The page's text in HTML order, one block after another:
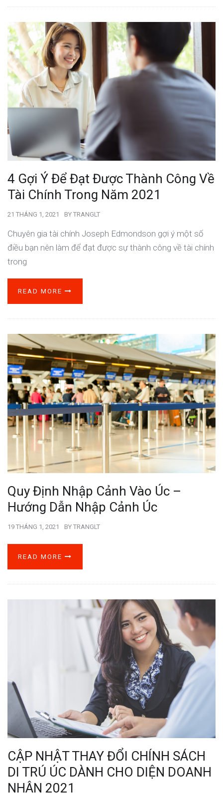
4 Gợi Ý Để Đạt Được Thành Công Về
Tài Chính Trong Năm 2021
21 THÁNG 1, 2021 BY TRANGLT
Chuyên gia tài chính Joseph Edmondson gợi ý một số
điều bạn nên làm để đạt được sự thành công về tài chính
trong
READ MORE
Quy Định Nhập Cảnh Vào Úc –
Hướng Dẫn Nhập Cảnh Úc
19 THÁNG 1, 2021 BY TRANGLT
READ MORE
CẬP NHẬT THAY ĐỔI CHÍNH SÁCH
DI TRÚ ÚC DÀNH CHO DIỆN DOANH
NHÂN 2021